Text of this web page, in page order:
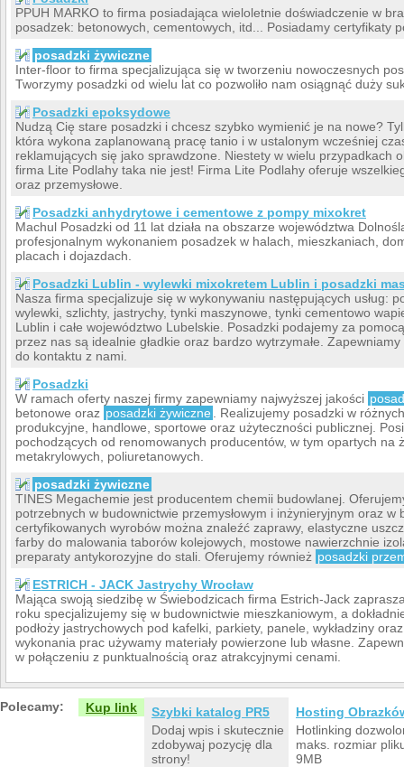
PPUH MARKO to firma posiadająca wieloletnie doświadczenie w
posadzek: betonowych, cementowych, itd... Posiadamy certyfikaty
posadzki żywiczne
Inter-floor to firma specjalizująca się w tworzeniu nowoczesnych
Tworzymy posadzki od wielu lat co pozwoliło nam osiągnąć duży
Posadzki epoksydowe
Nudzą Cię stare posadzki i chcesz szybko wymienić je na nowe?
która wykona zaplanowaną pracę tanio i w ustalonym wcześniej
reklamujących się jako sprawdzone. Niestety w wielu przypadkach
firma Lite Podlahy taka nie jest! Firma Lite Podlahy oferuje
oraz przemysłowe.
Posadzki anhydrytowe i cementowe z pompy mixokret
Machul Posadzki od 11 lat działa na obszarze województwa
profesjonalnym wykonaniem posadzek w halach, mieszkaniach,
placach i dojazdach.
Posadzki Lublin - wylewki mixokretem Lublin i posadzki
Nasza firma specjalizuje się w wykonywaniu następujących usług:
wylewki, szlichty, jastrychy, tynki maszynowe, tynki cementowo
Lublin i całe województwo Lubelskie. Posadzki podajemy za
przez nas są idealnie gładkie oraz bardzo wytrzymałe.
do kontaktu z nami.
Posadzki
W ramach oferty naszej firmy zapewniamy najwyższej jakości
betonowe oraz posadzki żywiczne
. Realizujemy posadzki w
produkcyjne, handlowe, sportowe oraz użyteczności publicznej.
pochodzących od renomowanych producentów, w tym opartych na
metakrylowych, poliuretanowych.
posadzki żywiczne
TINES Megachemie jest producentem chemii budowlanej.
potrzebnych w budownictwie przemysłowym i inżynieryjnym oraz
certyfikowanych wyrobów można znaleźć zaprawy, elastyczne
farby do malowania taborów kolejowych, mostowe nawierzchnie
preparaty antykorozyjne do stali. Oferujemy również posadzki
ESTRICH - JACK Jastrychy Wrocław
Mająca swoją siedzibę w Świebodzicach firma Estrich-Jack
roku specjalizujemy się w budownictwie mieszkaniowym, a
podłoży jastrychowych pod kafelki, parkiety, panele, wykładziny
wykonania prac używamy materiały powierzone lub własne.
w połączeniu z punktualnością oraz atrakcyjnymi cenami.
Polecamy: Kup link
Szybki katalog PR5
Dodaj wpis i skutecznie
zdobywaj pozycję dla
strony!
Hosting
Hotlinking
maks. rozmiar
9MB